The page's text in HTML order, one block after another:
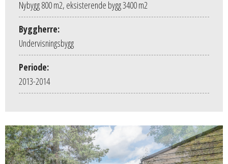
Nybygg 800 m2, eksisterende bygg 3400 m2
Byggherre:
Undervisningsbygg
Periode:
2013-2014